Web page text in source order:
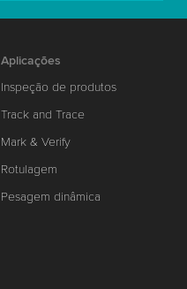
Aplicações
Inspeção de produtos
Track and Trace
Mark & Verify
Rotulagem
Pesagem dinâmica